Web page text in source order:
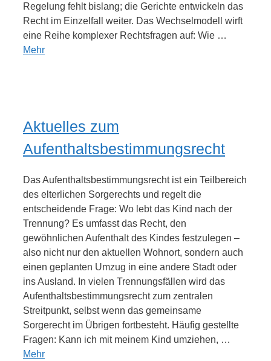
Regelung fehlt bislang; die Gerichte entwickeln das
Recht im Einzelfall weiter. Das Wechselmodell wirft
eine Reihe komplexer Rechtsfragen auf: Wie …
Mehr
Aktuelles zum
Aufenthaltsbestimmungsrecht
Das Aufenthaltsbestimmungsrecht ist ein Teilbereich
des elterlichen Sorgerechts und regelt die
entscheidende Frage: Wo lebt das Kind nach der
Trennung? Es umfasst das Recht, den
gewöhnlichen Aufenthalt des Kindes festzulegen –
also nicht nur den aktuellen Wohnort, sondern auch
einen geplanten Umzug in eine andere Stadt oder
ins Ausland. In vielen Trennungsfällen wird das
Aufenthaltsbestimmungsrecht zum zentralen
Streitpunkt, selbst wenn das gemeinsame
Sorgerecht im Übrigen fortbesteht. Häufig gestellte
Fragen: Kann ich mit meinem Kind umziehen, …
Mehr